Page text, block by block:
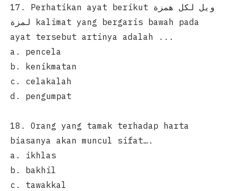
17. Perhatikan ayat berikut ويل لكل همزة
لمزة kalimat yang bergaris bawah pada
ayat tersebut artinya adalah ...
a. pencela
b. kenikmatan
c. celakalah
d. pengumpat
18. Orang yang tamak terhadap harta
biasanya akan muncul sifat….
a. ikhlas
b. bakhil
c. tawakkal